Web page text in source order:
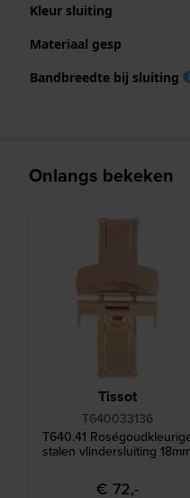
Kleur sluiting
Materiaal gesp
Bandbreedte bij sluiting
Onlangs bekeken
Tissot
T640033136
T640.41
stalen vlindersluiting
€ 72,-